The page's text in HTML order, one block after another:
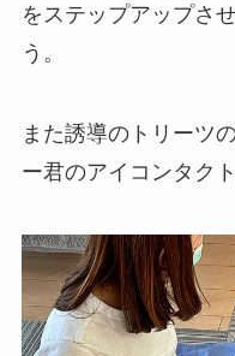
をステップアップさ
う。
また誘導のトリーツ
ー君のアイコンタク